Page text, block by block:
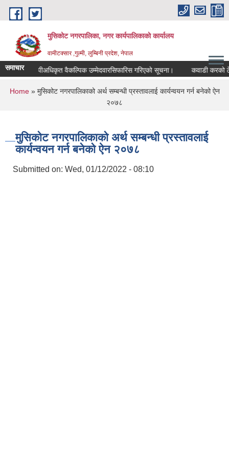
Skip to main content
मुसिकोट नगरपालिका, नगर कार्यपालिकाकाे कार्यालय
वामीटक्सार ,गुल्मी, लुम्बिनी प्रदेश, नेपाल
समाचारनापीअधिकृत वैकल्पिक उम्मेदवारसिफारिस गरिएको सूचना। कवाडी करको ठेक्का
You are here
Home» मुसिकोट नगरपालिकाको अर्थ सम्बन्धी प्रस्तावलाई कार्यन्वयन गर्न बनेको ऐन
२०७८
मुसिकोट नगरपालिकाको अर्थ सम्बन्धी प्रस्तावलाई
कार्यन्वयन गर्न बनेको ऐन २०७८
Submitted on: Wed, 01/12/2022 - 08:10